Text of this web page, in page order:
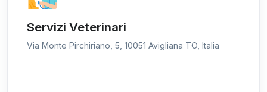
Servizi Veterinari
Via Monte Pirchiriano, 5, 10051 Avigliana TO, Italia